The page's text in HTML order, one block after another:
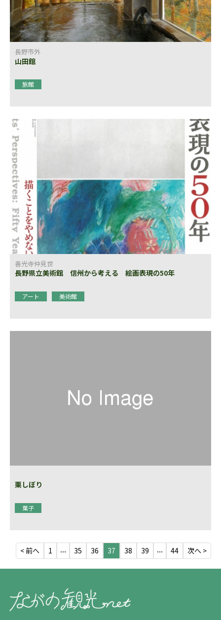
長野市外
山田館
旅館
善光寺仲見世
長野県立美術館 信州から考える 絵画表現の50年
アート 美術館
栗しぼり
菓子
< 前へ 1 ... 35 36 37 38 39 ... 44 次へ >